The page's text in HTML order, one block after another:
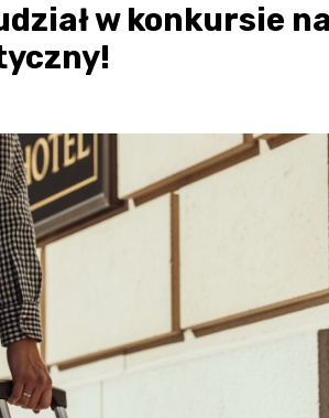
w konkursie na